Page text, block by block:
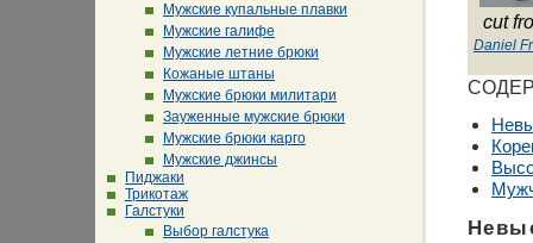
Мужские купальные плавки
Мужские галифе
Мужские летние брюки
Кожаные штаны
Мужские брюки милитари
Зауженные мужские брюки
Мужские брюки карго
Мужские джинсы
Пиджаки
Трикотаж
Галстуки
Выбор галстука
cut
Daniel